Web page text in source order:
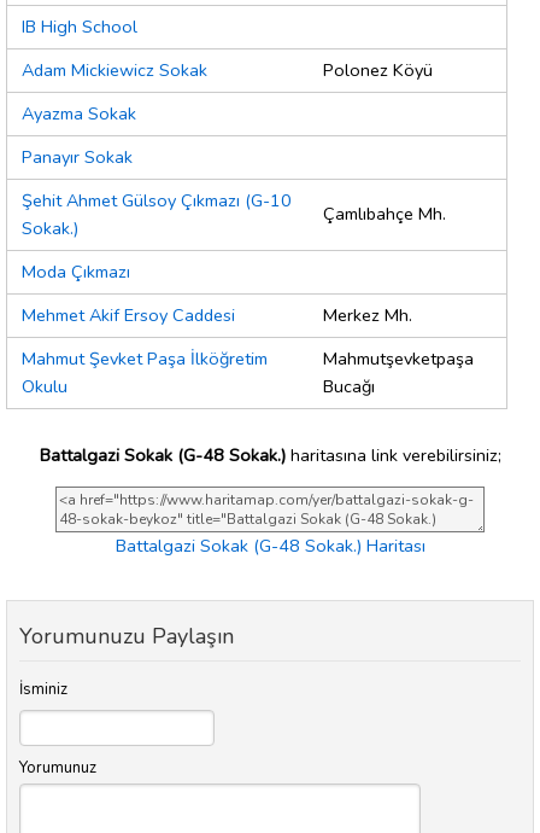
IB High School
Adam Mickiewicz Sokak
Polonez Köyü
Ayazma Sokak
Panayır Sokak
Şehit Ahmet Gülsoy Çıkmazı (G-10
Sokak.)
Çamlıbahçe Mh.
Moda Çıkmazı
Mehmet Akif Ersoy Caddesi
Merkez Mh.
Mahmut Şevket Paşa İlköğretim
Okulu
Mahmutşevketpaşa
Bucağı
Battalgazi Sokak (G-48 Sokak.)haritasına link verebilirsiniz;
Battalgazi Sokak (G-48 Sokak.) Haritası
Yorumunuzu Paylaşın
İsminiz
Yorumunuz